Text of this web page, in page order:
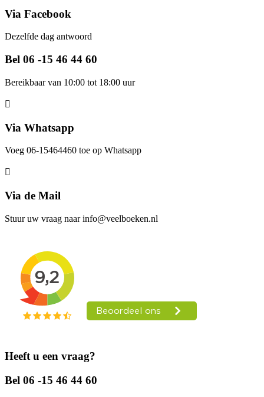
Via Facebook
Dezelfde dag antwoord
Bel 06 -15 46 44 60
Bereikbaar van 10:00 tot 18:00 uur
Via Whatsapp
Voeg 06-15464460 toe op Whatsapp
Via de Mail
Stuur uw vraag naar info@veelboeken.nl
Heeft u een vraag?
Bel 06 -15 46 44 60